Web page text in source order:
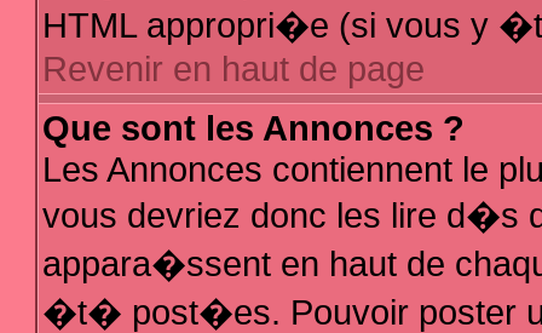
HTML appropri�e (si vous y
Revenir en haut de page
Que sont les Annonces ?
Les Annonces contiennent le
vous devriez donc les lire d�s
appara�ssent en haut de
�t� post�es. Pouvoir poster